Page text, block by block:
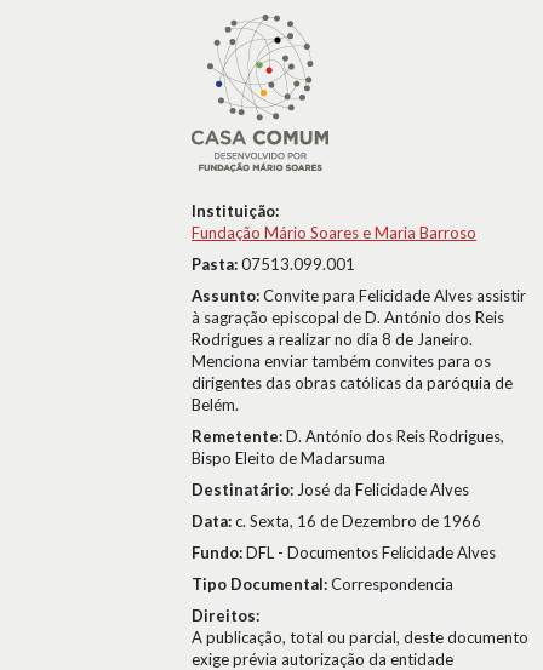
Instituição:
Fundação Mário Soares e Maria Barroso
Pasta:07513.099.001
Assunto:Convite para Felicidade Alves assistir
à sagração episcopal de D. António dos Reis
Rodrigues a realizar no dia 8 de Janeiro.
Menciona enviar também convites para os
dirigentes das obras católicas da paróquia de
Belém.
Remetente:D. António dos Reis Rodrigues,
Bispo Eleito de Madarsuma
Destinatário: José da Felicidade Alves
Data:c. Sexta, 16 de Dezembro de 1966
Fundo:DFL - Documentos Felicidade Alves
Tipo Documental:Correspondencia
Direitos:
A publicação, total ou parcial, deste documento
exige prévia autorização da entidade